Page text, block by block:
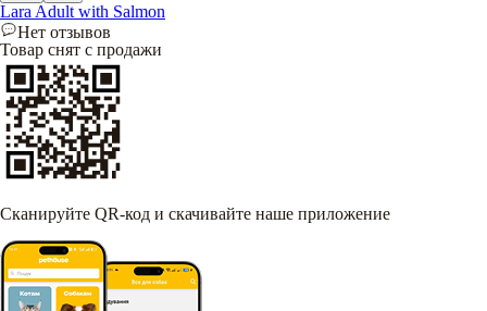
Lara Adult with Salmon
Нет отзывов
Товар снят с продажи
Сканируйте QR-код и скачивайте наше приложение